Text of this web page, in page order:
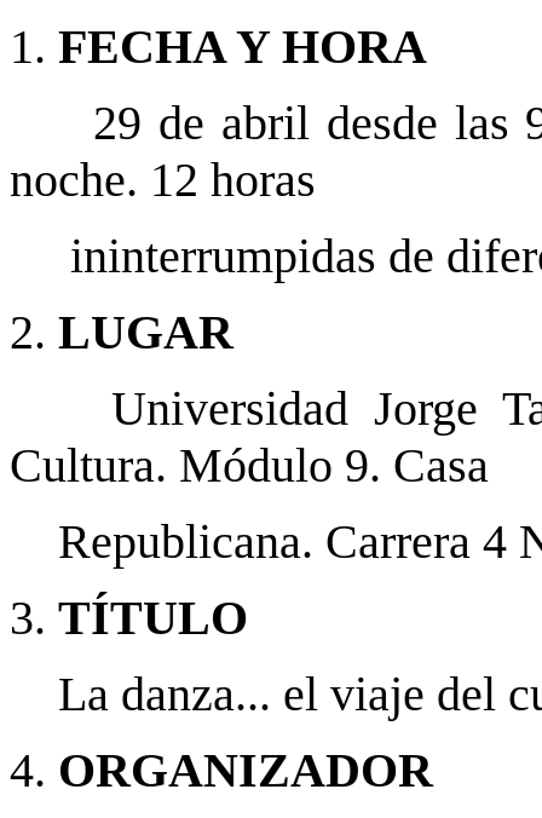
1. FECHA Y HORA
29 de abril desde las 9
noche. 12 horas
ininterrumpidas de
2. LUGAR
Universidad Jorge
Cultura. Módulo 9. Casa
Republicana. Carrera 4
3. TÍTULO
La danza... el viaje del
4. ORGANIZADOR